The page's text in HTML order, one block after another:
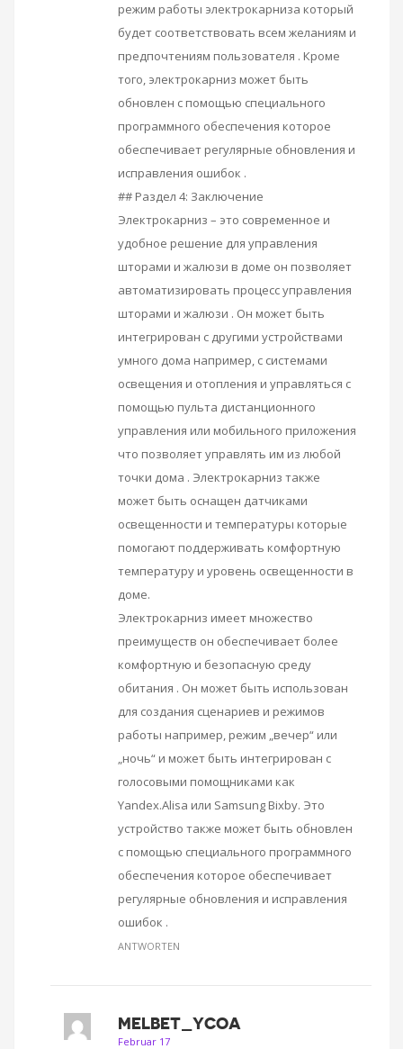
режим работы электрокарниза который
будет соответствовать всем желаниям и
предпочтениям пользователя . Кроме
того, электрокарниз может быть
обновлен с помощью специального
программного обеспечения которое
обеспечивает регулярные обновления и
исправления ошибок .
## Раздел 4: Заключение
Электрокарниз – это современное и
удобное решение для управления
шторами и жалюзи в доме он позволяет
автоматизировать процесс управления
шторами и жалюзи . Он может быть
интегрирован с другими устройствами
умного дома например, с системами
освещения и отопления и управляться с
помощью пульта дистанционного
управления или мобильного приложения
что позволяет управлять им из любой
точки дома . Электрокарниз также
может быть оснащен датчиками
освещенности и температуры которые
помогают поддерживать комфортную
температуру и уровень освещенности в
доме.
Электрокарниз имеет множество
преимуществ он обеспечивает более
комфортную и безопасную среду
обитания . Он может быть использован
для создания сценариев и режимов
работы например, режим „вечер“ или
„ночь“ и может быть интегрирован с
голосовыми помощниками как
Yandex.Alisa или Samsung Bixby. Это
устройство также может быть обновлен
с помощью специального программного
обеспечения которое обеспечивает
регулярные обновления и исправления
ошибок .
ANTWORTEN
MELBET_YCOA
Februar 17